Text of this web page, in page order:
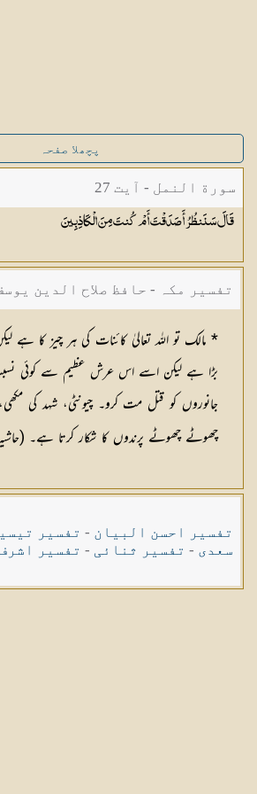
پچھلا صفحہ
سورة النمل - آیت 27
قَالَ سَنَنظُرُ أَصَدَقْتَ أَمْ كُنتَ مِنَالْكَاذِبِينَ
تفسیر مکہ - حافظ صلاح الدین
* مالک تو اللہ تعالیٰ کائنات کی ہر چیز
بڑا ہے لیکن اسے اس عرش عظیم سے کوئی
جانوروں کو قتل مت کرو۔ چیونٹی، شہد کی مکھی، ہدہد
چھوٹے چھوٹے پرندوں کا شکار کرتا ہے۔
تفسیر احسن البیان - تفسیر
سعدی - تفسیر ثنائی - تفسیر